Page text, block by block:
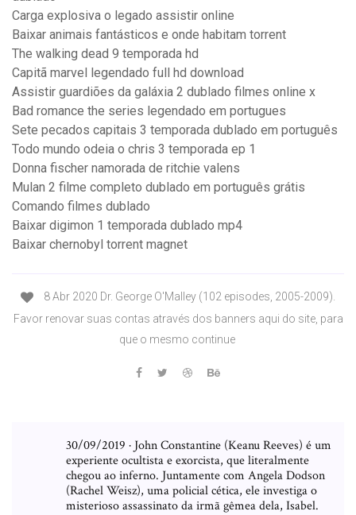
Carga explosiva o legado assistir online
Baixar animais fantásticos e onde habitam torrent
The walking dead 9 temporada hd
Capitã marvel legendado full hd download
Assistir guardiões da galáxia 2 dublado filmes online x
Bad romance the series legendado em portugues
Sete pecados capitais 3 temporada dublado em português
Todo mundo odeia o chris 3 temporada ep 1
Donna fischer namorada de ritchie valens
Mulan 2 filme completo dublado em português grátis
Comando filmes dublado
Baixar digimon 1 temporada dublado mp4
Baixar chernobyl torrent magnet
8 Abr 2020 Dr. George O'Malley (102 episodes, 2005-2009).
Favor renovar suas contas através dos banners aqui do site, para
que o mesmo continue
30/09/2019 · John Constantine (Keanu Reeves) é um
experiente ocultista e exorcista, que literalmente
chegou ao inferno. Juntamente com Angela Dodson
(Rachel Weisz), uma policial cética, ele investiga o
misterioso assassinato da irmã gêmea dela, Isabel.